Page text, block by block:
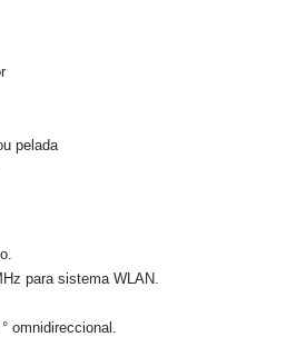
pelada
para sistema WLAN.
omnidireccional.